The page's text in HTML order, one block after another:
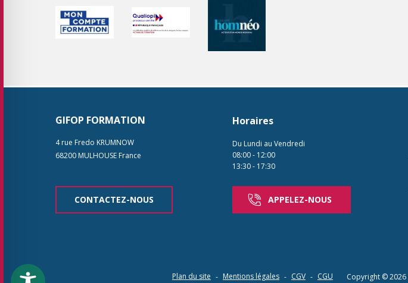
GIFOP FORMATION
4 rue Fredo KRUMNOW
68200 MULHOUSE France
CONTACTEZ-NOUS
Horaires
Du Lundi au Vendredi
08:00- 12:00
13:30- 17:30
APPELEZ-NOUS
Plan du site Mentions légales CGV CGU Copyright © 2026